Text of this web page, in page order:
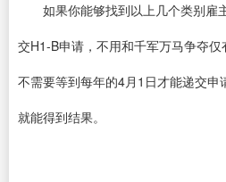
如果你能够找到以上几个类别雇
交H1-B申请，不用和千军万马争夺
不需要等到每年的4月1日才能递交申
就能得到结果。